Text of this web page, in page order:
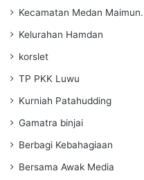
Kecamatan Medan Maimun.
Kelurahan Hamdan
korslet
TP PKK Luwu
Kurniah Patahudding
Gamatra binjai
Berbagi Kebahagiaan
Bersama Awak Media